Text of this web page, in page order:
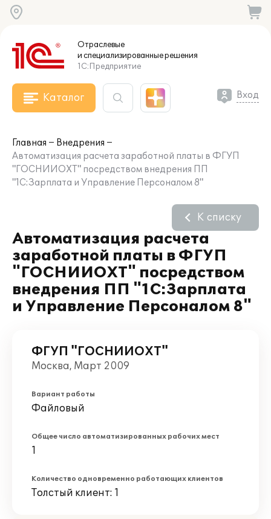
Отраслевые
и специализированныерешения
1С:Предприятие
Каталог Вход
Главная
Внедрения
Автоматизация расчета заработной платы в ФГУП
"ГОСНИИОХТ" посредством внедрения ПП
"1С:Зарплата и Управление Персоналом 8"
Автоматизация расчета
заработной платы в ФГУП
"ГОСНИИОХТ" посредством
внедрения ПП "1С:Зарплата
и Управление Персоналом 8"
К списку
ФГУП "ГОСНИИОХТ"
Москва, Март 2009
Вариант работы
Файловый
Общее число автоматизированных рабочих мест
1
Количество одновременно работающих клиентов
Толстый клиент: 1